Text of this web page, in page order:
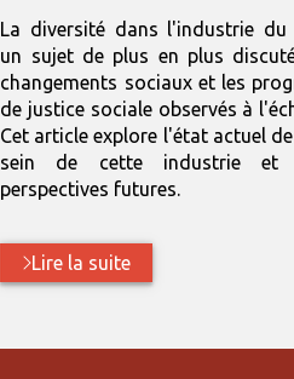
La diversité dans l'industrie du
un sujet de plus en plus
changements sociaux et les
de justice sociale observés à
Cet article explore l'état actuel
sein de cette industrie et
perspectives futures.
Lire la suite